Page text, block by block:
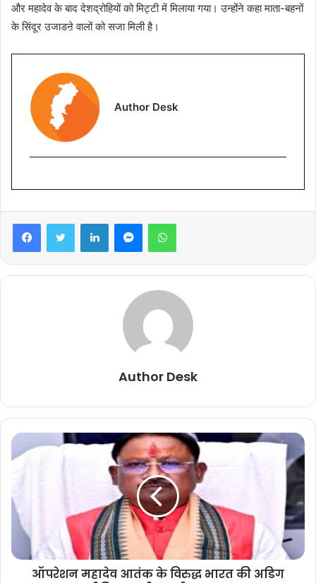
और महादेव के बाद देशद्रोहियों को मिट्टी में मिलाया गया। उन्होंने कहा माता-बहनों
के सिंदूर उजाडऩे वालों को सजा मिली है।
Author Desk
Author Desk
ऑपरेशन महादेव आतंक के विरुद्ध भारत की अडिग